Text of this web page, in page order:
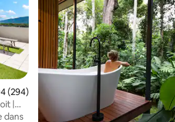
moyenne sur la base de 294
(294)
|
dans